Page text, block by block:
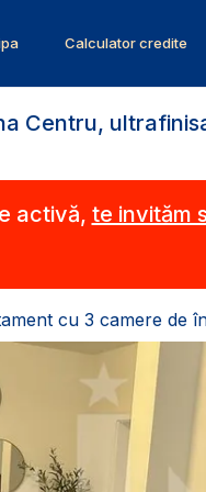
Calculator credite
Centru,
activă, te invităm
cu 3 camere de